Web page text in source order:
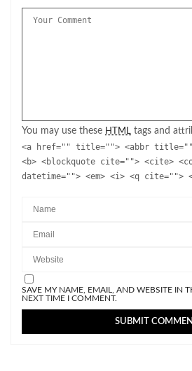
You may use these HTML tags and
<a href="" title=""> <abbr
<b> <blockquote cite=""> <cite>
datetime=""> <em> <i> <q cite="">
SAVE MY NAME, EMAIL, AND WEBSITE IN
NEXT TIME I COMMENT.